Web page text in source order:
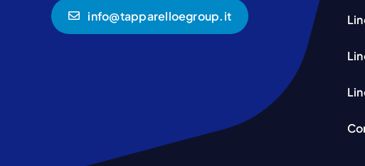
info@tapparelloegroup.it